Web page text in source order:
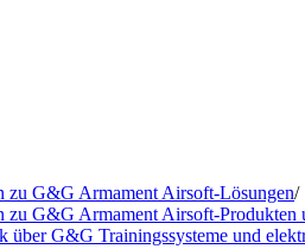
zu G&G Armament Airsoft-Lösungen/
zu G&G Armament Airsoft-Produkten
über G&G Trainingssysteme und